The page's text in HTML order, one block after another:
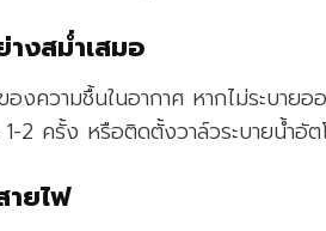
งสม่ำเสมอ
งความชื้นในอากาศ หากไม่ระบาย
1-2 ครั้ง หรือติดตั้งวาล์วระบายน้ำอั
ยไฟ